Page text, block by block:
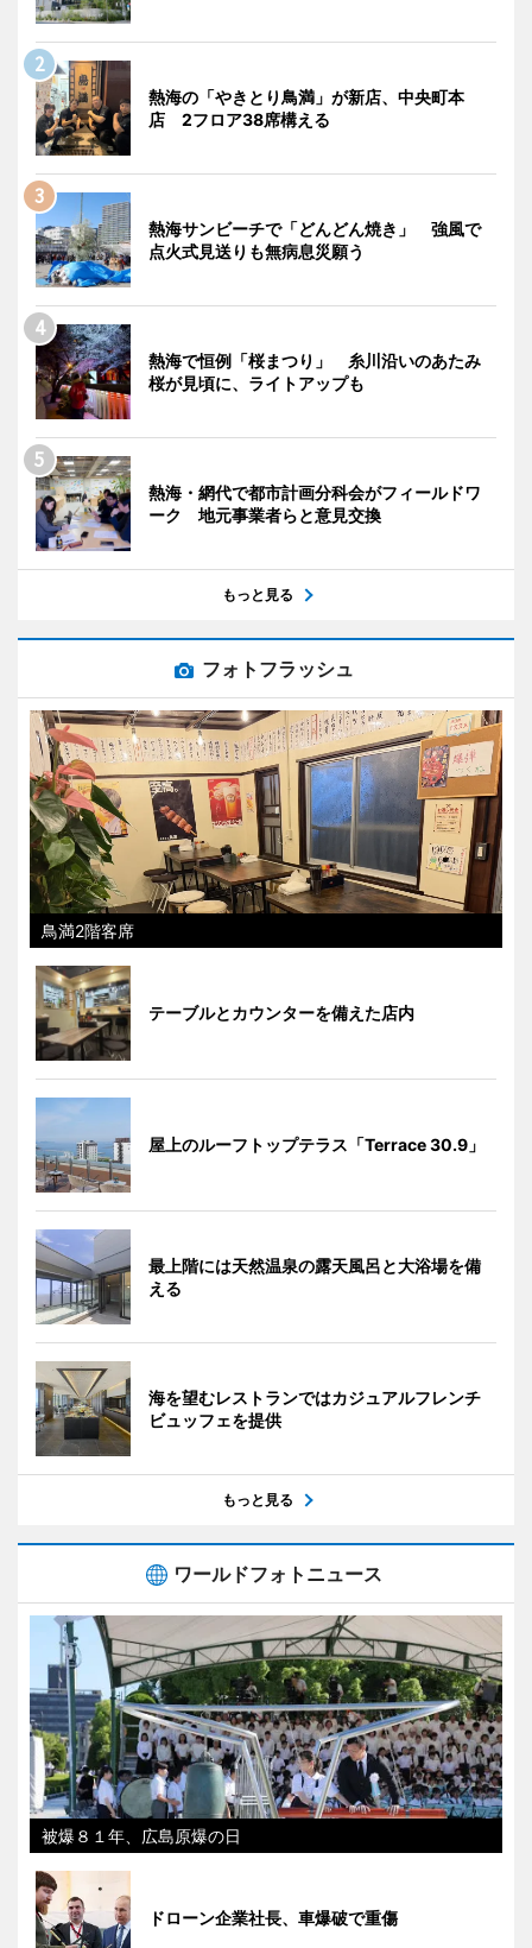
熱海の「やきとり鳥満」が新店、中央町本
店 2フロア38席構える
熱海サンビーチで「どんどん焼き」 強風で
点火式見送りも無病息災願う
熱海で恒例「桜まつり」 糸川沿いのあたみ
桜が見頃に、ライトアップも
熱海・網代で都市計画分科会がフィールドワ
ーク 地元事業者らと意見交換
もっと見る
フォトフラッシュ
鳥満2階客席
テーブルとカウンターを備えた店内
屋上のルーフトップテラス「Terrace 30.9」
最上階には天然温泉の露天風呂と大浴場を備
える
海を望むレストランではカジュアルフレンチ
ビュッフェを提供
もっと見る
ワールドフォトニュース
被爆８１年、広島原爆の日
ドローン企業社長、車爆破で重傷